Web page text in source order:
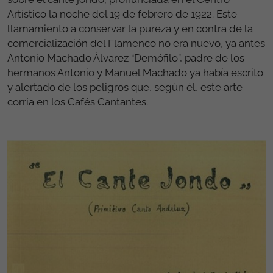
Artístico la noche del 19 de febrero de 1922. Este
llamamiento a conservar la pureza y en contra de la
comercialización del Flamenco no era nuevo, ya antes
Antonio Machado Álvarez “Demófilo”, padre de los
hermanos Antonio y Manuel Machado ya había escrito
y alertado de los peligros que, según él, este arte
corría en los Cafés Cantantes.